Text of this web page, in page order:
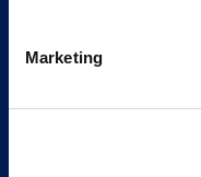
Marketing
20149 Milano